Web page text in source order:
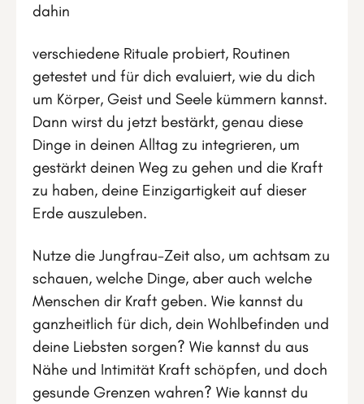
dahin
verschiedene Rituale probiert, Routinen
getestet und für dich evaluiert, wie du dich
um Körper, Geist und Seele kümmern kannst.
Dann wirst du jetzt bestärkt, genau diese
Dinge in deinen Alltag zu integrieren, um
gestärkt deinen Weg zu gehen und die Kraft
zu haben, deine Einzigartigkeit auf dieser
Erde auszuleben.
Nutze die Jungfrau-Zeit also, um achtsam zu
schauen, welche Dinge, aber auch welche
Menschen dir Kraft geben. Wie kannst du
ganzheitlich für dich, dein Wohlbefinden und
deine Liebsten sorgen? Wie kannst du aus
Nähe und Intimität Kraft schöpfen, und doch
gesunde Grenzen wahren? Wie kannst du